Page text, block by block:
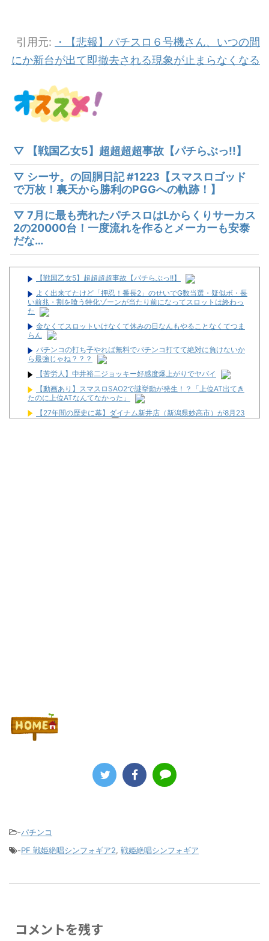
引用元:
・【悲報】パチスロ６号機さん、いつの間
にか新台が出て即撤去される現象が止まらなくなる
▽ 【戦国乙女5】超超超超事故【パチらぶっ!!】
▽ シーサ。の回胴日記 #1223【スマスロゴッド
で万枚！裏天から勝利のPGGへの軌跡！】
▽ 7月に最も売れたパチスロはLからくりサーカス
2の20000台！一度流れを作るとメーカーも安泰
だな…
【戦国乙女5】超超超超事故【パチらぶっ!!】
よく出来てたけど「押忍！番長2」のせいでG数当選・疑似ボ・長
い前兆・割を喰う特化ゾーンが当たり前になってスロットは終わっ
た
金なくてスロットいけなくて休みの日なんもやることなくてつま
らん
パチンコの打ち子やれば無料でパチンコ打てて絶対に負けないか
ら最強じゃね？？？
【苦労人】中井裕二ジョッキー好感度爆上がりでヤバイ
【動画あり】スマスロSAO2で謎挙動が発生！？「上位AT出てき
たのに上位ATなんてなかった」
【27年間の歴史に幕】ダイナム新井店（新潟県妙高市）が8月23
日の営業をもって閉店へ
-パチンコ
-PF 戦姫絶唱シンフォギア2, 戦姫絶唱シンフォギア
コメントを残す